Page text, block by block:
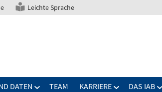
Leichte Sprache
DATEN TEAM KARRIERE DAS IAB